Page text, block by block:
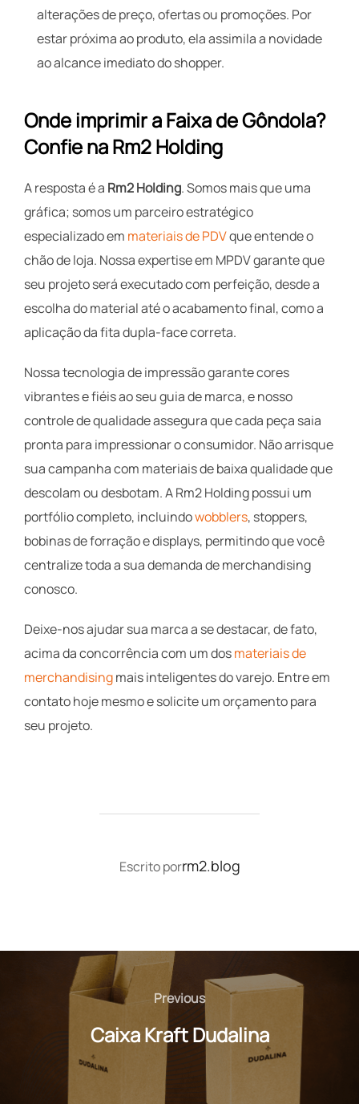
alterações de preço, ofertas ou promoções. Por
estar próxima ao produto, ela assimila a novidade
ao alcance imediato do shopper.
Onde imprimir a Faixa de Gôndola?
Confie na Rm2 Holding
A resposta é a Rm2 Holding. Somos mais que uma
gráfica; somos um parceiro estratégico
especializado em materiais de PDVque entende o
chão de loja. Nossa expertise em MPDV garante que
seu projeto será executado com perfeição, desde a
escolha do material até o acabamento final, como a
aplicação da fita dupla-face correta.
Nossa tecnologia de impressão garante cores
vibrantes e fiéis ao seu guia de marca, e nosso
controle de qualidade assegura que cada peça saia
pronta para impressionar o consumidor. Não arrisque
sua campanha com materiais de baixa qualidade que
descolam ou desbotam. A Rm2 Holding possui um
portfólio completo, incluindowobblers, stoppers,
bobinas de forração e displays, permitindo que você
centralize toda a sua demanda de merchandising
conosco.
Deixe-nos ajudar sua marca a se destacar, de fato,
acima da concorrência com um dosmateriais de
merchandisingmais inteligentes do varejo. Entre em
contato hoje mesmo e solicite um orçamento para
seu projeto.
AUTOR DO POST
Escrito porrm2.blog
Navegação
Previous
Previous
Caixa Kraft Dudalina